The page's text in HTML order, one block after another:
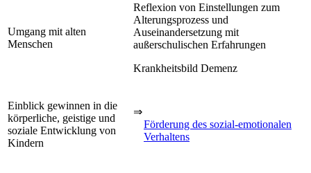
Umgang mit alten
Menschen
Reflexion von Einstellungen zum
Alterungsprozess und
Auseinandersetzung mit
außerschulischen Erfahrungen
Krankheitsbild Demenz
Einblick gewinnen in die
körperliche, geistige und
soziale Entwicklung von
Kindern
⇒
Förderung des sozial-emotionalen
Verhaltens